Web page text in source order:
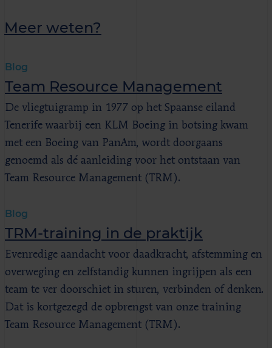
Meer weten?
Blog
Team Resource Management
De vliegtuigramp in 1977 op het Spaanse eiland
Tenerife waarbij een KLM Boeing in botsing kwam
met een Boeing van PanAm, wordt doorgaans
genoemd als dé aanleiding voor het ontstaan van
Team Resource Management (TRM).
Blog
TRM-training in de praktijk
Evenredige aandacht voor daadkracht, afstemming en
overweging en zelfstandig kunnen ingrijpen als een
team te ver doorschiet in sturen, verbinden of denken.
Dat is kortgezegd de opbrengst van onze training
Team Resource Management (TRM).